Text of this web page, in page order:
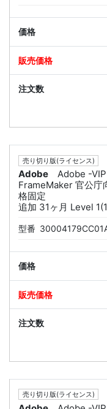
売り切り版(ライセンス)
Adobe
Adobe -
FrameMaker 官公庁
格固定
追加 31ヶ月 Level
型番
売り切り版(ライセンス)